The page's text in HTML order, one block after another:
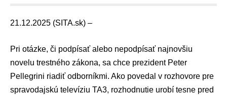
21.12.2025 (SITA.sk) –
Pri otázke, či podpísať alebo nepodpísať najnovšiu
novelu trestného zákona, sa chce prezident Peter
Pellegrini riadiť odborníkmi. Ako povedal v rozhovore pre
spravodajskú televíziu TA3, rozhodnutie urobí tesne pred